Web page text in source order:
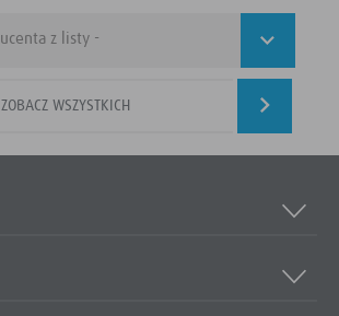
ZOBACZ WSZYSTKICH